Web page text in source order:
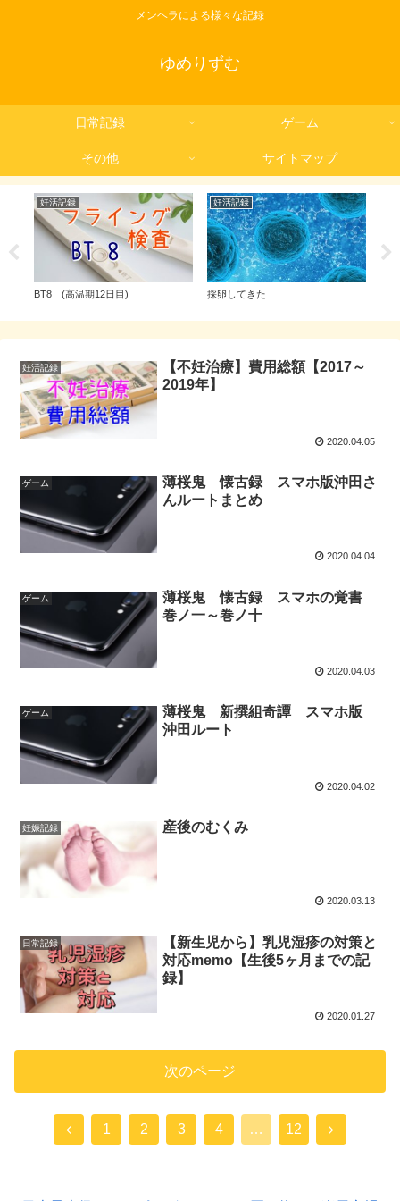
メンヘラによる様々な記録
ゆめりずむ
日常記録 ゲーム
その他 サイトマップ
妊活記録
BT8 (高温期12日目)
妊活記録
採卵してきた
妊活記録
【不妊治療】費用総額【2017～
2019年】
2020.04.05
ゲーム
薄桜鬼 懐古録 スマホ版沖田さ
んルートまとめ
2020.04.04
ゲーム
薄桜鬼 懐古録 スマホの覚書
巻ノ一～巻ノ十
2020.04.03
ゲーム
薄桜鬼 新撰組奇譚 スマホ版
沖田ルート
2020.04.02
妊娠記録 産後のむくみ
2020.03.13
日常記録
【新生児から】乳児湿疹の対策と
対応memo【生後5ヶ月までの記
録】
2020.01.27
次のページ
1 2 3 4 … 12